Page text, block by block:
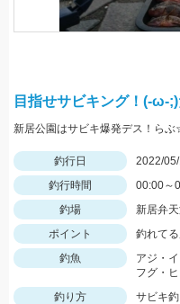
目指せサビキング！(-ω-;)
新居公園はサビキ爆発デス！ら
釣行日
2022/
釣行時間
00:00～
釣場
新居弁
ポイント
釣れて
釣魚
アジ・
フグ・
釣り方
サビキ釣